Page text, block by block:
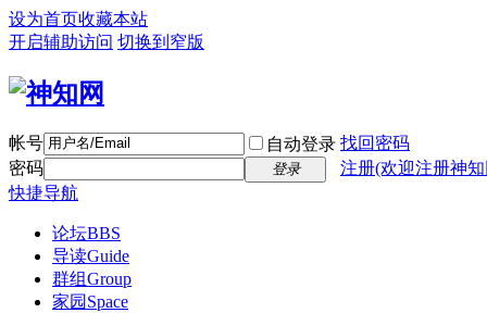
设为首页收藏本站
开启辅助访问 切换到窄版
帐号 自动登录 找回密码
密码
登录
注册(欢迎注册神
快捷导航
论坛BBS
导读Guide
群组Group
家园 Space